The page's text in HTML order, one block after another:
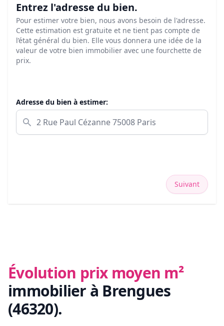
Entrez l'adresse du bien.
Pour estimer votre bien, nous avons besoin de l'adresse.
Cette estimation est gratuite et ne tient pas compte de
l’état général du bien. Elle vous donnera une idée de la
valeur de votre bien immobilier avec une fourchette de
prix.
Adresse du bien à estimer:
Suivant
Évolution prix moyen m²
immobilier à Brengues
(46320).